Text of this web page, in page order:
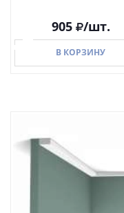
905 /шт.
В КОРЗИНУ